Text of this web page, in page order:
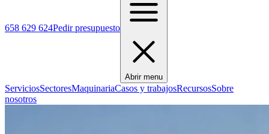
658 629 624Pedir presupuesto
Abrir menu
ServiciosSectoresMaquinariaCasos y trabajosRecursosSobre
nosotros